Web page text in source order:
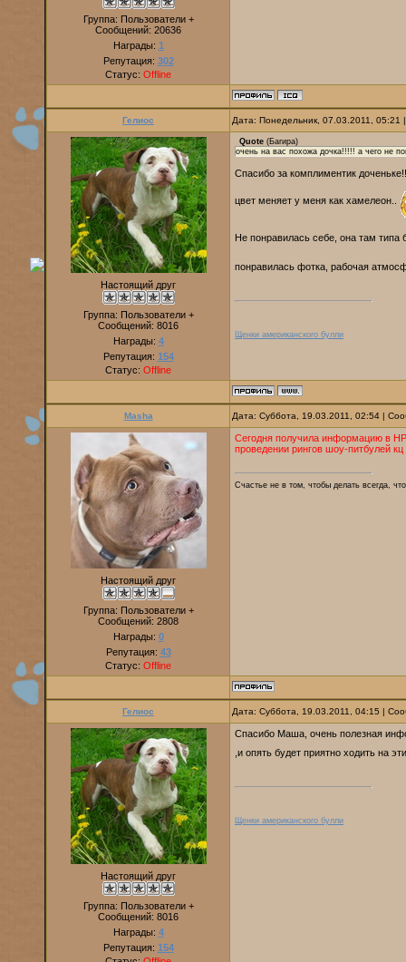
Группа: Пользователи +
Сообщений: 20636
Награды: 1
Репутация: 302
Статус: Offline
Гелиос Дата: Понедельник, 07.03.2011,
Настоящий друг
Группа: Пользователи +
Сообщений: 8016
Награды: 4
Репутация: 154
Статус: Offline
Quote (Багира)
очень на вас похожа дочка!!!!! а чего не
Спасибо за комплиментик
цвет меняет у меня как хамелеон..
Не понравилась себе, она там типа
понравилась фотка, рабочая
Щенки американского булли
Masha Дата: Суббота, 19.03.2011, 02:54 |
Настоящий друг
Группа: Пользователи +
Сообщений: 2808
Награды: 0
Репутация: 43
Статус: Offline
Сегодня получила информацию в
проведении рингов шоу-питбулей
Счастье не в том, чтобы делать всегда,
Гелиос Дата: Суббота, 19.03.2011, 04:15 |
Настоящий друг
Группа: Пользователи +
Сообщений: 8016
Награды: 4
Репутация: 154
Спасибо Маша, очень полезная
,и опять будет приятно ходить на
Щенки американского булли